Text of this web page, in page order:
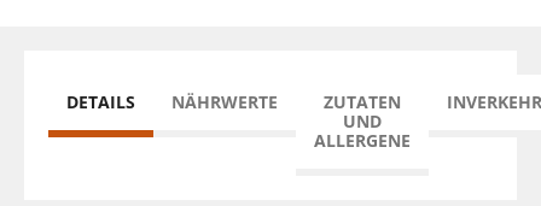
DETAILS NÄHRWERTE
ZUTATEN
UND
ALLERGENE